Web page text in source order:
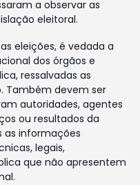
a observar as
eleitoral.
eleições, é vedada a
dos órgãos e
ressalvadas as
Também devem ser
autoridades, agentes
ou resultados da
as informações
legais,
que não apresentem